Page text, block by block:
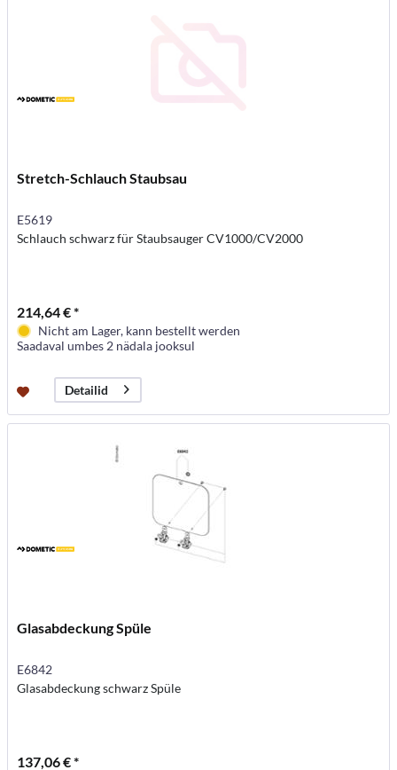
Stretch-Schlauch Staubsau
E5619
Schlauch schwarz für Staubsauger CV1000/CV2000
214,64 € *
Nicht am Lager, kann bestellt werden
Saadaval umbes 2 nädala jooksul
Detailid
Glasabdeckung Spüle
E6842
Glasabdeckung schwarz Spüle
137,06 € *